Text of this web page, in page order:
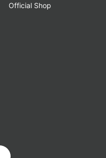
Official Shop